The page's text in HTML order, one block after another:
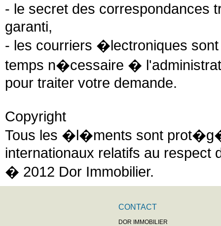
- le secret des correspondances
garanti,
- les courriers �lectroniques
temps n�cessaire �
pour traiter votre demande.
Copyright
Tous les �l�ments sont
internationaux relatifs au respect
� 2012 Dor Immobilier.
CONTACT
DOR IMMOBILIER